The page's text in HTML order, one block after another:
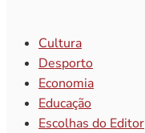
Cultura
Desporto
Economia
Educação
Escolhas do Editor